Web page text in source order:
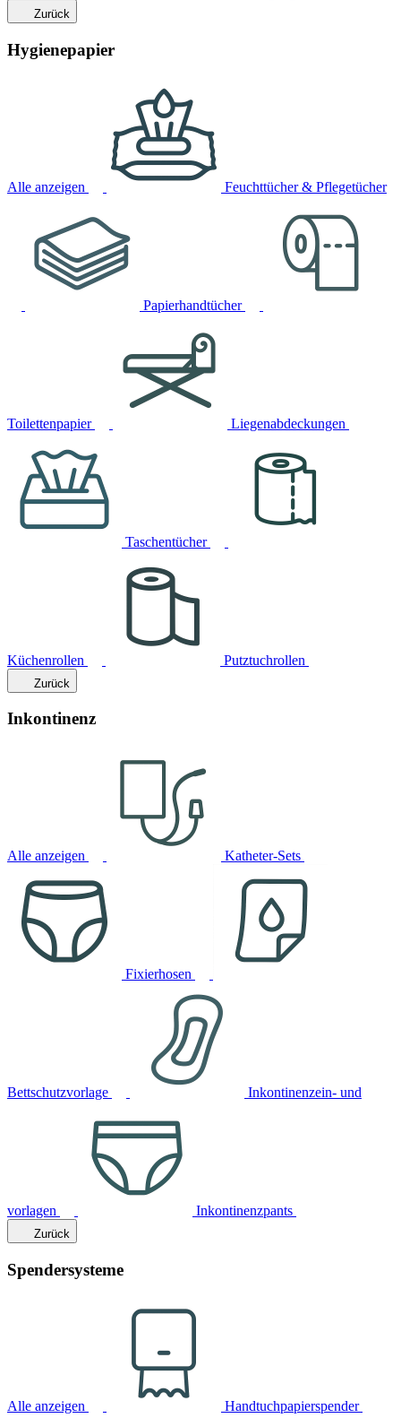
Zurück
Hygienepapier
Alle anzeigen Feuchttücher & Pflegetücher
Papierhandtücher
Toilettenpapier Liegenabdeckungen
Taschentücher
Küchenrollen Putztuchrollen
Zurück
Inkontinenz
Alle anzeigen Katheter-Sets
Fixierhosen
Bettschutzvorlage Inkontinenzein- und
vorlagen Inkontinenzpants
Zurück
Spendersysteme
Alle anzeigen Handtuchpapierspender